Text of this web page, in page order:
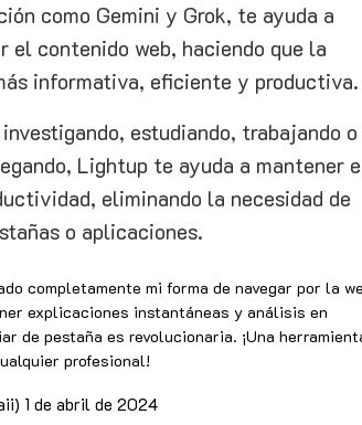
como Gemini y Grok, te ayuda a
el contenido web, haciendo que la
informativa, eficiente y productiva.
estudiando, trabajando o
Lightup te ayuda a mantener
eliminando la necesidad de
o aplicaciones.
completamente mi forma de navegar por la
explicaciones instantáneas y análisis en
de pestaña es revolucionaria. ¡Una
profesional!
1 de abril de 2024